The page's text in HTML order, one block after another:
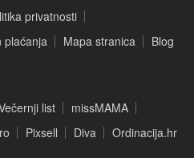
privatnosti
plaćanja Mapa stranica Blog
list
missMAMA
Pixsell Diva Ordinacija.hr